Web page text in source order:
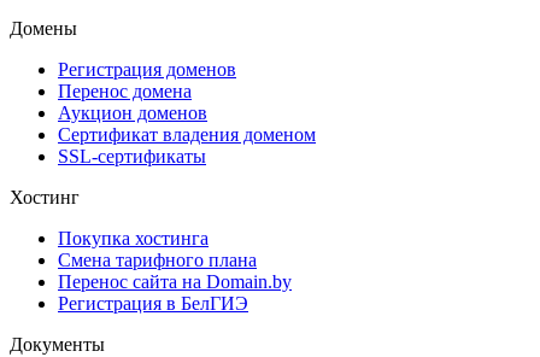
Домены
Регистрация доменов
Перенос домена
Аукцион доменов
Сертификат владения доменом
SSL-сертификаты
Хостинг
Покупка хостинга
Смена тарифного плана
Перенос сайта на Domain.by
Регистрация в БелГИЭ
Документы